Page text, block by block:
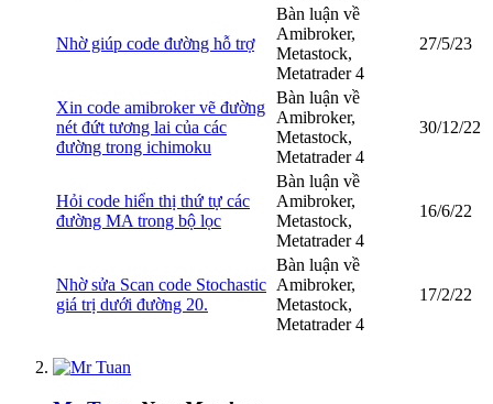
Nhờ giúp code đường hỗ trợ
Bàn luận về
Amibroker,
Metastock,
Metatrader 4
27/5/23
Xin code amibroker vẽ đường
nét đứt tương lai của các
đường trong ichimoku
Bàn luận về
Amibroker,
Metastock,
Metatrader 4
30/12/22
Hỏi code hiển thị thứ tự các
đường MA trong bộ lọc
Bàn luận về
Amibroker,
Metastock,
Metatrader 4
16/6/22
Nhờ sửa Scan code Stochastic
giá trị dưới đường 20.
Bàn luận về
Amibroker,
Metastock,
Metatrader 4
17/2/22